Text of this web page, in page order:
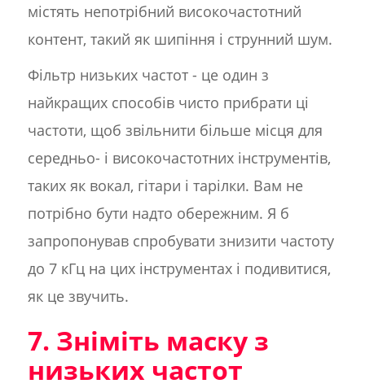
містять непотрібний високочастотний
контент, такий як шипіння і струнний шум.
Фільтр низьких частот - це один з
найкращих способів чисто прибрати ці
частоти, щоб звільнити більше місця для
середньо- і високочастотних інструментів,
таких як вокал, гітари і тарілки. Вам не
потрібно бути надто обережним. Я б
запропонував спробувати знизити частоту
до 7 кГц на цих інструментах і подивитися,
як це звучить.
7. Зніміть маску з
низьких частот